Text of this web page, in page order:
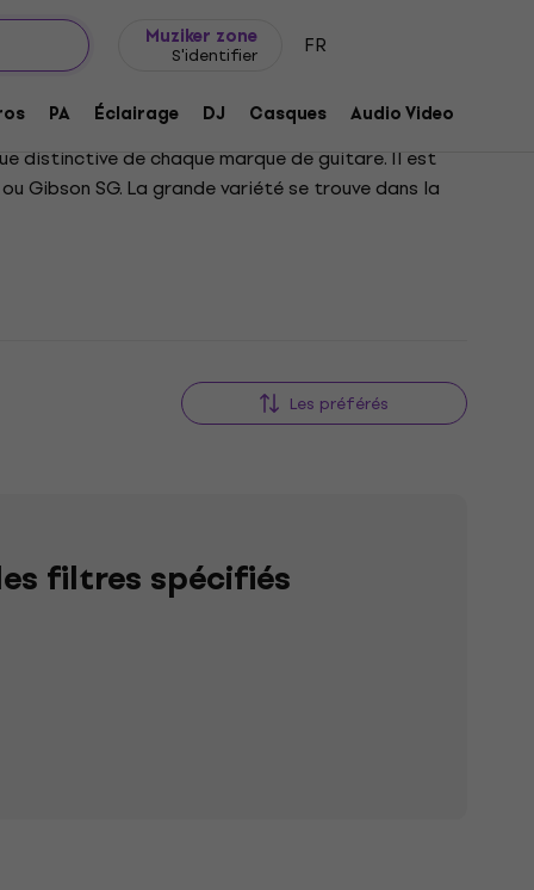
Muziker zone
S'identifier FR
PA Éclairage DJ Casques Audio Video
distinctive de chaque marque de guitare. Il est
Gibson SG. La grande variété se trouve dans la
Les préférés
filtres spécifiés